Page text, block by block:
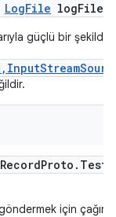
LogFile logFile)
güçlü bir şekilde
RecordProto . Test
için